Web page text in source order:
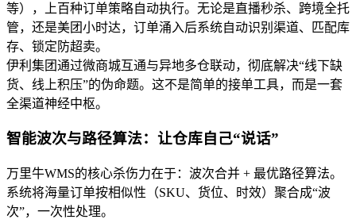
等），上百种订单策略自动执行。无论是直播秒杀、跨境全托
管，还是美团小时达，订单涌入后系统自动识别渠道、匹配库
存、锁定防超卖。
伊利集团通过微商城互通与异地多仓联动，彻底解决“线下缺
货、线上积压”的伪命题。这不是简单的接单工具，而是一套
全渠道神经中枢。
智能波次与路径算法：让仓库自己“说话”
万里牛WMS的核心杀伤力在于：波次合并 + 最优路径算法。
系统将海量订单按相似性（SKU、货位、时效）聚合成“波
次”，一次性处理。